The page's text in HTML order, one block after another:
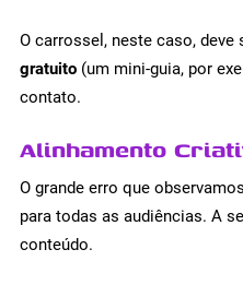
O carrossel, neste caso, deve
gratuito (um mini-guia, por
contato.
Alinhamento
O grande erro que
para todas as audiências. A
conteúdo.